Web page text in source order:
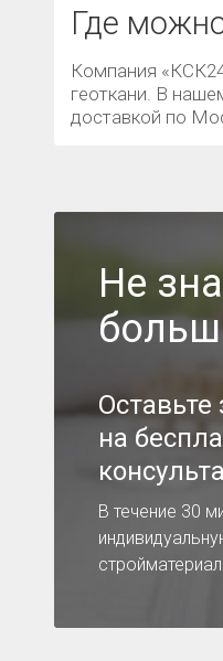
Где
Компания
геоткани. В
доставкой по
Не
Оставьте
на
В течение 30